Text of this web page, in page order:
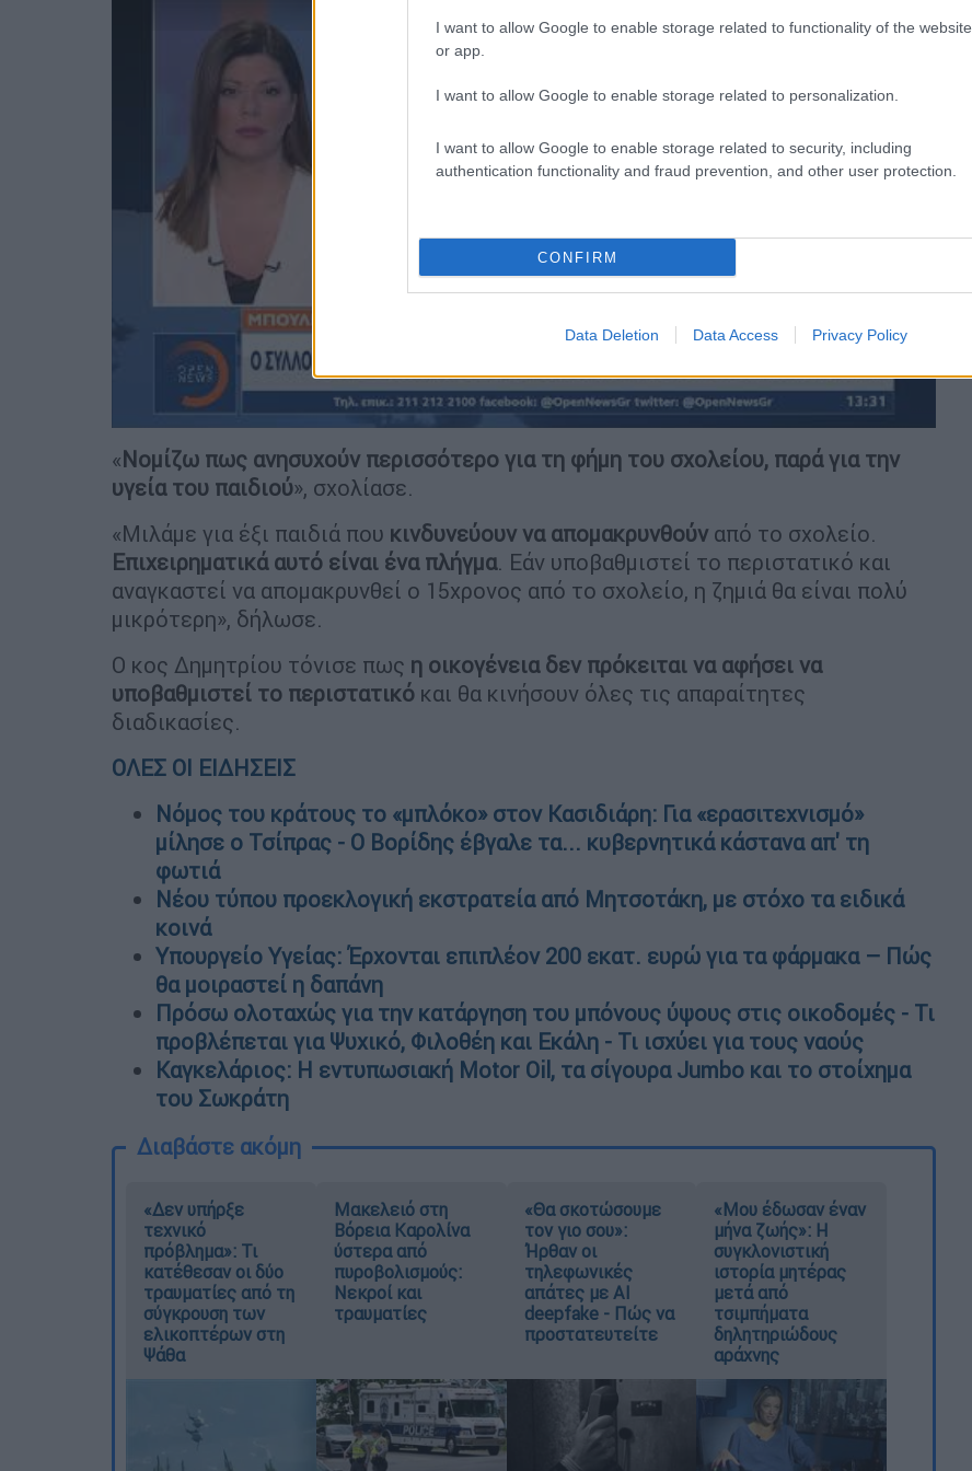
I want to allow Google to enable storage related to functionality of the website
or app.
I want to allow Google to enable storage related to personalization.
I want to allow Google to enable storage related to security, including
authentication functionality and fraud prevention, and other user protection.
CONFIRM
Data Deletion Data Access Privacy Policy
« Νομίζω πως ανησυχούν περισσότερο για τη φήμη του σχολείου, παρά για την
υγεία του παιδιού», σχολίασε.
«Μιλάμε για έξι παιδιά που κινδυνεύουν να απομακρυνθούν από το σχολείο.
Επιχειρηματικά αυτό είναι ένα πλήγμα. Εάν υποβαθμιστεί το περιστατικό και
αναγκαστεί να απομακρυνθεί ο 15χρονος από το σχολείο, η ζημιά θα είναι πολύ
μικρότερη», δήλωσε.
Ο κος Δημητρίου τόνισε πως η οικογένεια δεν πρόκειται να αφήσει να
υποβαθμιστεί το περιστατικό και θα κινήσουν όλες τις απαραίτητες
διαδικασίες.
ΟΛΕΣ ΟΙ ΕΙΔΗΣΕΙΣ
Νόμος του κράτους το «μπλόκο» στον Κασιδιάρη: Για «ερασιτεχνισμό»
μίλησε ο Τσίπρας - Ο Βορίδης έβγαλε τα... κυβερνητικά κάστανα απ' τη
φωτιά
Νέου τύπου προεκλογική εκστρατεία από Μητσοτάκη, με στόχο τα ειδικά
κοινά
Υπουργείο Υγείας: Έρχονται επιπλέον 200 εκατ. ευρώ για τα φάρμακα – Πώς
θα μοιραστεί η δαπάνη
Πρόσω ολοταχώς για την κατάργηση του μπόνους ύψους στις οικοδομές - Τι
προβλέπεται για Ψυχικό, Φιλοθέη και Εκάλη - Τι ισχύει για τους ναούς
Καγκελάριος: Η εντυπωσιακή Motor Oil, τα σίγουρα Jumbo και το στοίχημα
του Σωκράτη
Διαβάστε ακόμη
«Δεν υπήρξε
τεχνικό
πρόβλημα»: Τι
κατέθεσαν οι δύο
τραυματίες από τη
σύγκρουση των
ελικοπτέρων στη
Ψάθα
Μακελειό στη
Βόρεια Καρολίνα
ύστερα από
πυροβολισμούς:
Νεκροί και
τραυματίες
«Θα σκοτώσουμε
τον γιο σου»:
Ήρθαν οι
τηλεφωνικές
απάτες με AI
deepfake - Πώς να
προστατευτείτε
«Μου έδωσαν έναν
μήνα ζωής»: Η
συγκλονιστική
ιστορία μητέρας
μετά από
τσιμπήματα
δηλητηριώδους
αράχνης